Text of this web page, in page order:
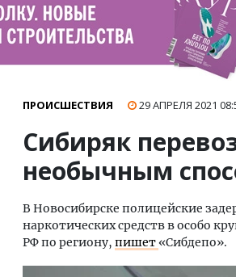
ПРОИСШЕСТВИЯ 29 АПРЕЛЯ 2021
Сибиряк
необычным
В Новосибирске полицейские
наркотических средств в особо
РФ по региону, пишет«Сибдепо».